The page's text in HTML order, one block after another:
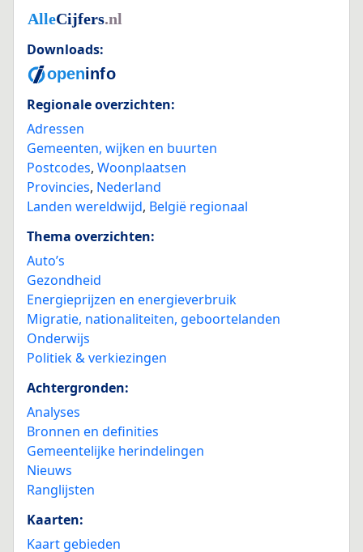
Downloads:
Regionale overzichten:
Adressen
Gemeenten, wijken en buurten
Postcodes, Woonplaatsen
Provincies, Nederland
Landen wereldwijd, België regionaal
Thema overzichten:
Auto’s
Gezondheid
Energieprijzen en energieverbruik
Migratie, nationaliteiten, geboortelanden
Onderwijs
Politiek & verkiezingen
Achtergronden:
Analyses
Bronnen en definities
Gemeentelijke herindelingen
Nieuws
Ranglijsten
Kaarten:
Kaart gebieden